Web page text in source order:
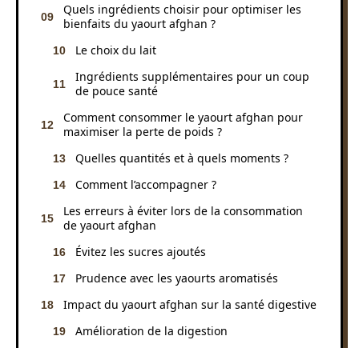
Quels ingrédients choisir pour optimiser les
bienfaits du yaourt afghan ?
Le choix du lait
Ingrédients supplémentaires pour un coup
de pouce santé
Comment consommer le yaourt afghan pour
maximiser la perte de poids ?
Quelles quantités et à quels moments ?
Comment l’accompagner ?
Les erreurs à éviter lors de la consommation
de yaourt afghan
Évitez les sucres ajoutés
Prudence avec les yaourts aromatisés
Impact du yaourt afghan sur la santé digestive
Amélioration de la digestion